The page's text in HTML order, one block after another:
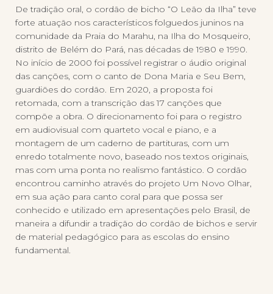
De tradição oral, o cordão de bicho “O Leão da Ilha” teve
forte atuação nos característicos folguedos juninos na
comunidade da Praia do Marahu, na Ilha do Mosqueiro,
distrito de Belém do Pará, nas décadas de 1980 e 1990.
No início de 2000 foi possível registrar o áudio original
das canções, com o canto de Dona Maria e Seu Bem,
guardiões do cordão. Em 2020, a proposta foi
retomada, com a transcrição das 17 canções que
compõe a obra. O direcionamento foi para o registro
em audiovisual com quarteto vocal e piano, e a
montagem de um caderno de partituras, com um
enredo totalmente novo, baseado nos textos originais,
mas com uma ponta no realismo fantástico. O cordão
encontrou caminho através do projeto Um Novo Olhar,
em sua ação para canto coral para que possa ser
conhecido e utilizado em apresentações pelo Brasil, de
maneira a difundir a tradição do cordão de bichos e servir
de material pedagógico para as escolas do ensino
fundamental.